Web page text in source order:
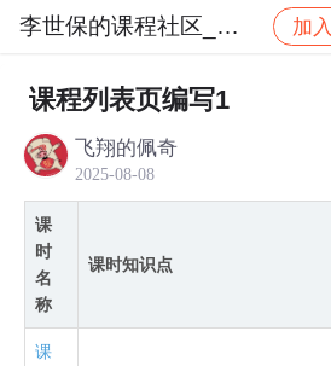
李世保的课程社区_NO_1 加入
社区 李世保的课程社区_NO_1
课程列表页编写1
飞翔的佩奇
2025-08-08
课
时
名
称
课时知识点
课